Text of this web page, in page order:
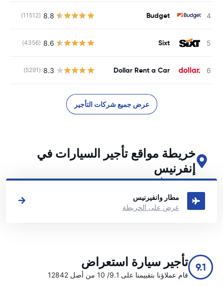
Budget
8.8
(11512)
Sixt
8.6
(4356)
Dollar Rent a Car
8.3
(5291)
عرض جميع شركات التأجير
خريطة مواقع تأجير السيارات في
إنفرنيس
اطلع على مواقع تأجير السيارات الرئيسية لدينا في إنفرنيس
مطار وانفيرنيس
عرض على الخريطة
9.1 تأجير سيارة استعراض
قام عملاؤنا بتقييمنا على 9.1/ 10 من أصل 12842